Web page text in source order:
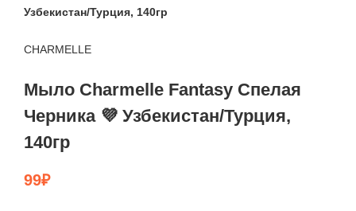
Узбекистан/Турция, 140гр
CHARMELLE
Мыло Charmelle Fantasy Спелая
Черника 💜 Узбекистан/Турция,
140гр
99₽